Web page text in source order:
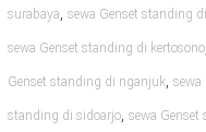
surabaya, sewa Genset standing
sewa Genset standing di kertosono,
Genset standing di nganjuk, sewa
standing di sidoarjo, sewa